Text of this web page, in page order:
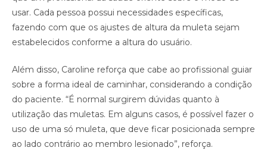
usar. Cada pessoa possui necessidades específicas,
fazendo com que os ajustes de altura da muleta sejam
estabelecidos conforme a altura do usuário.
Além disso, Caroline reforça que cabe ao profissional guiar
sobre a forma ideal de caminhar, considerando a condição
do paciente. “É normal surgirem dúvidas quanto à
utilização das muletas. Em alguns casos, é possível fazer o
uso de uma só muleta, que deve ficar posicionada sempre
ao lado contrário ao membro lesionado”, reforça.